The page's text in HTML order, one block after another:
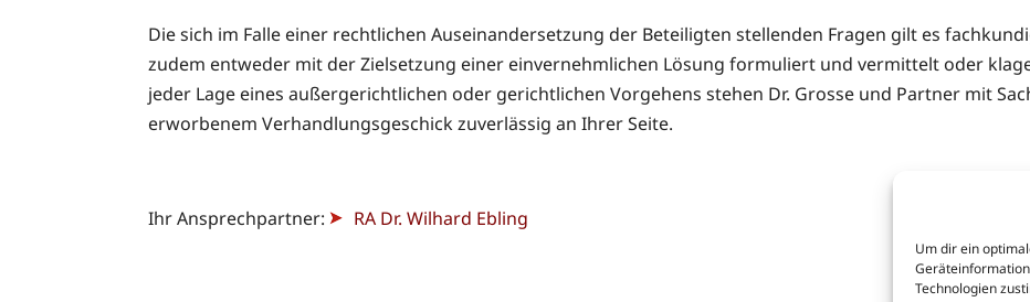
Um dir ein
Technologien
Die sich im Falle einer rechtlichen Auseinandersetzung der Beteiligten stellenden Fragen gilt es
zudem entweder mit der Zielsetzung einer einvernehmlichen Lösung formuliert und vermittelt oder
jeder Lage eines außergerichtlichen oder gerichtlichen Vorgehens stehen Dr. Grosse und Partner mit
erworbenem Verhandlungsgeschick zuverlässig an Ihrer Seite.
Ihr Ansprechpartner: RA Dr. Wilhard Ebling